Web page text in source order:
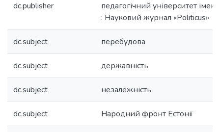
dc.publisher
педагогічний університет
: Науковий журнал «Politicus»
dc.subject перебудова
dc.subject державність
dc.subject незалежність
dc.subject Народний фронт Естонії